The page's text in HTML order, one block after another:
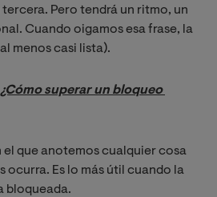
Pero tendrá un ritmo, un
Cuando oigamos esa frase, la
menos casi lista).
superar un bloqueo
el que anotemos cualquier cosa
ocurra. Es lo más útil cuando la
bloqueada.